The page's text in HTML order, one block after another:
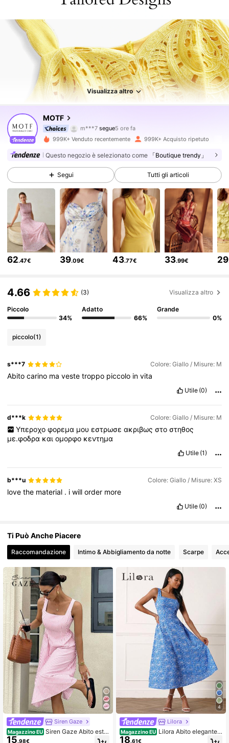
Visualizza altro
MOTF
m***7segue5 ore fa
sta navigando
4.85
4.5M Follower
4.5M Follower
4.85 4.5M Follower
4.85 4.5M Follower
4.85
999K+ Venduto recentemente 999K+ Acquisto ripetuto
Questo negozio è selezionato come 「Boutique trendy」
Segui Tutti gli articoli
62.47€ 39.09€ 43.77€ 33.99€ 29
4.66 (3) Visualizza altro
Piccolo
34%
Adatto
66%
Grande
0%
piccolo(1)
s***7 Colore: Giallo / Misure: M
Abitocarino mavestetroppo piccolo invita
Utile (0)
d***k Colore: Giallo / Misure: M
Υπεροχο φορεμα μου εστρωσε ακριβως στο στηθος
με.φοδρα καιομορφο κεντημα
Utile (1)
b***u Colore: Giallo / Misure: XS
lovethe material . iwillorder more
Utile (0)
Ti Può Anche Piacere
Raccomandazione Intimo & Abbigliamento da notte Scarpe
Siren Gaze
Magazzino EU Siren Gaze Abito estiv
o casual a righe senza maniche, di
15.98€
4
Lilora
Magazzino EU Lilora Abito elegante l
ungo da donna con ricamo floreale
18.61€